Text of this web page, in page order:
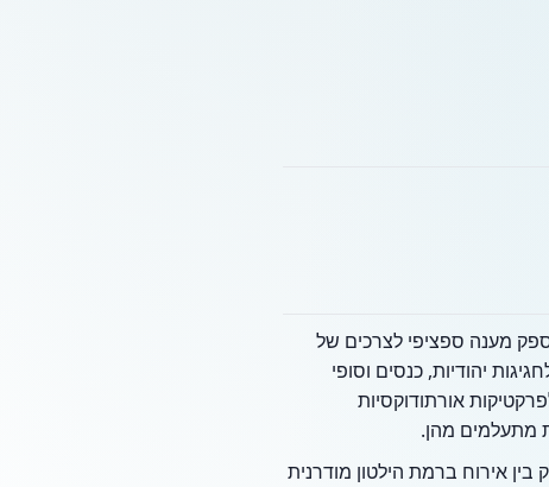
מענה ספציפי לצרכים של
יהודיות, כנסים וסופי
אורתודוקסיות
מתעלמים מהן.
אירוח ברמת הילטון מודרנית